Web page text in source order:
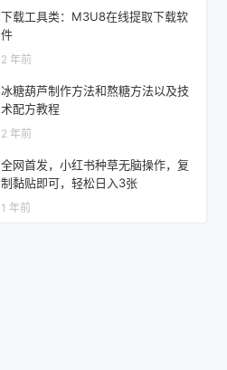
下载工具类：M3U8在线提取下载软
件
2 年前
冰糖葫芦制作方法和熬糖方法以及技
术配方教程
2 年前
全网首发，小红书种草无脑操作，复
制黏贴即可，轻松日入3张
1 年前